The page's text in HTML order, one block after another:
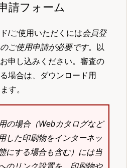
請フォーム
/ご使用いただくには会員登
ご使用申請が必要です。以
申し込みください。審査の
場合は、ダウンロード用
す。
の場合（Webカタログなど
した印刷物をインターネッ
にする場合も含む）には当
のリンク設置を、印刷物や